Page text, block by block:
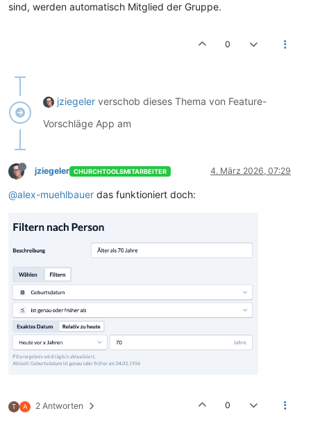
sind, werden automatisch Mitglied der Gruppe.
0
jziegeler verschob dieses Thema von Feature-
Vorschläge App am
jziegeler CHURCHTOOLSMITARBEITER 4. März 2026, 07:29
@alex-muehlbauer das funktioniert doch:
T A 2 Antworten 0